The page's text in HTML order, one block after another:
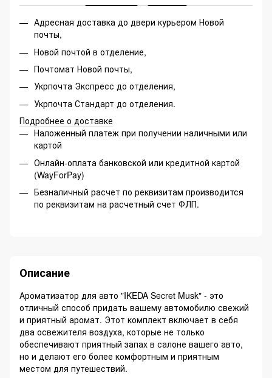
Адресная доставка до двери курьером Новой
почты,
Новой почтой в отделение,
Почтомат Новой почты,
Укрпочта Экспресс до отделения,
Укрпочта Стандарт до отделения.
Подробнее о доставке
Наложенный платеж при получении наличными или
картой
Онлайн-оплата банковской или кредитной картой
(WayForPay)
Безналичный расчет по реквизитам производится
по реквизитам на расчетный счет ФЛП.
Описание
Ароматизатор для авто "IKEDA Secret Musk" - это
отличный способ придать вашему автомобилю свежий
и приятный аромат. Этот комплект включает в себя
два освежителя воздуха, которые не только
обеспечивают приятный запах в салоне вашего авто,
но и делают его более комфортным и приятным
местом для путешествий.